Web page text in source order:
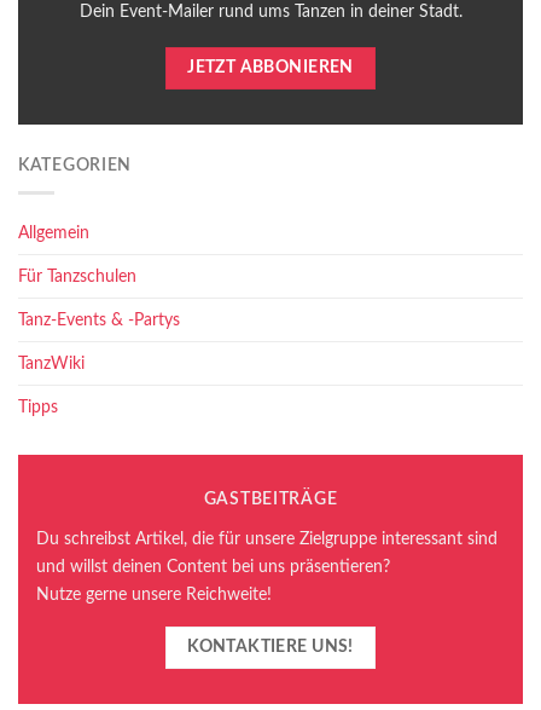
Dein Event-Mailer rund ums Tanzen in deiner Stadt.
JETZT ABBONIEREN
KATEGORIEN
Allgemein
Für Tanzschulen
Tanz-Events & -Partys
TanzWiki
Tipps
GASTBEITRÄGE
Du schreibst Artikel, die für unsere Zielgruppe interessant sind
und willst deinen Content bei uns präsentieren?
Nutze gerne unsere Reichweite!
KONTAKTIERE UNS!